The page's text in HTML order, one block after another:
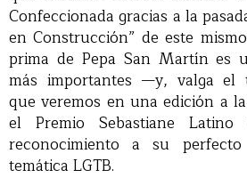
Confeccionada gracias a la
en Construcción” de este
prima de Pepa San Martín es
más importantes —y, valga el
que veremos en una edición a
el Premio Sebastiane
reconocimiento a su
temática LGTB.